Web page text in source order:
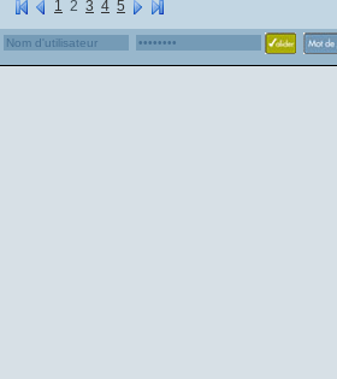
1 2 3 4 5